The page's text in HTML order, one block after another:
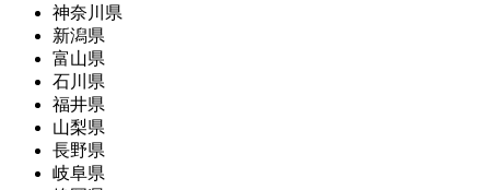
神奈川県
新潟県
富山県
石川県
福井県
山梨県
長野県
岐阜県